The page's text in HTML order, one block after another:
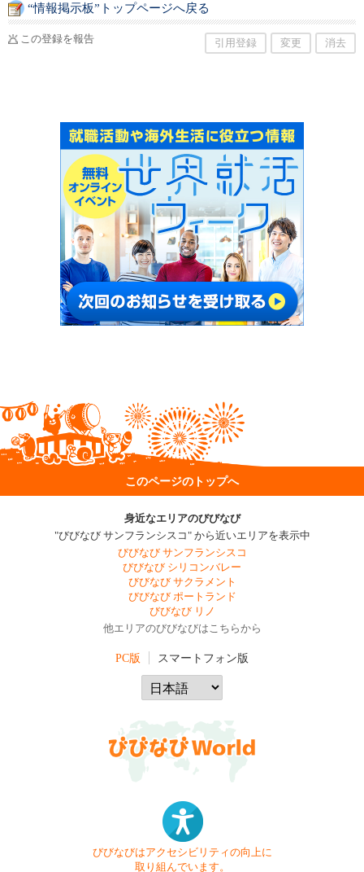
“情報掲示板”トップページへ戻る
この登録を報告 引用登録 変更 消去
このページのトップへ
身近なエリアのびびなび
"びびなび サンフランシスコ" から近いエリアを表示中
びびなび サンフランシスコ
びびなび シリコンバレー
びびなび サクラメント
びびなび ポートランド
びびなび リノ
他エリアのびびなびはこちらから
PC版 スマートフォン版
びびなびはアクセシビリティの向上に
取り組んでいます。